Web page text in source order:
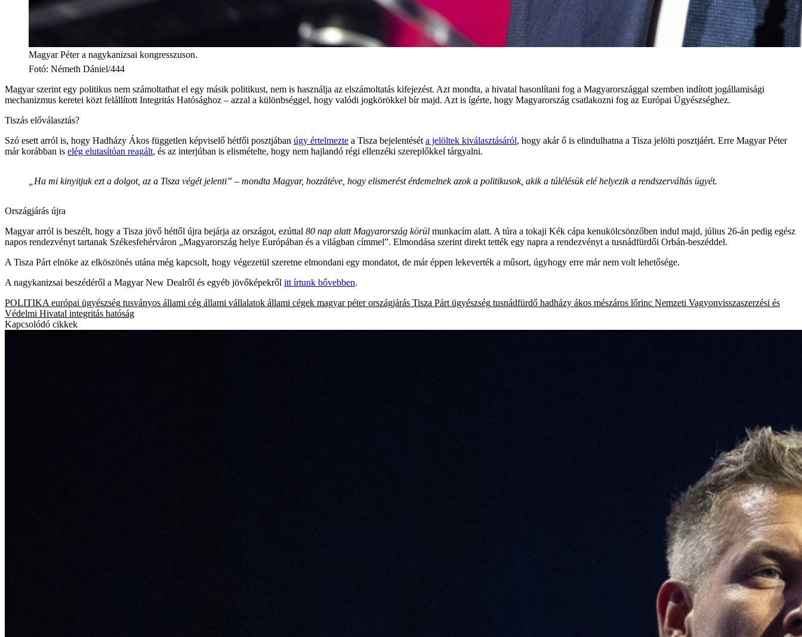
Magyar Péter a nagykanizsai kongresszuson.
Fotó: Németh Dániel/444
Magyar szerint egy politikus nem számoltathat el egy másik politikust, nem is használja az elszámoltatás kifejezést. Azt mondta, a hivatal hasonlítani fog a Magyarországgal szemben indított jogállamisági
mechanizmus keretei közt felállított Integritás Hatósághoz – azzal a különbséggel, hogy valódi jogkörökkel bír majd. Azt is ígérte, hogy Magyarország csatlakozni fog az Európai Ügyészséghez.
Tiszás előválasztás?
Szó esett arról is, hogy Hadházy Ákos független képviselő hétfői posztjában úgy értelmezte a Tisza bejelentését a jelöltek kiválasztásáról, hogy akár ő is elindulhatna a Tisza jelölti posztjáért. Erre Magyar Péter
már korábban is elég elutasítóan reagált, és az interjúban is elismételte, hogy nem hajlandó régi ellenzéki szereplőkkel tárgyalni.
„Ha mi kinyitjuk ezt a dolgot, az a Tisza végét jelenti” – mondta Magyar, hozzátéve, hogy elismerést érdemelnek azok a politikusok, akik a túlélésük elé helyezik a rendszerváltás ügyét.
Országjárás újra
Magyar arról is beszélt, hogy a Tisza jövő héttől újra bejárja az országot, ezúttal 80 nap alatt Magyarország körül munkacím alatt. A túra a tokaji Kék cápa kenukölcsönzőben indul majd, július 26-án pedig egész
napos rendezvényt tartanak Székesfehérváron „Magyarország helye Európában és a világban címmel”. Elmondása szerint direkt tették egy napra a rendezvényt a tusnádfürdői Orbán-beszéddel.
A Tisza Párt elnöke az elköszönés utána még kapcsolt, hogy végezetül szeretne elmondani egy mondatot, de már éppen lekeverték a műsort, úgyhogy erre már nem volt lehetősége.
A nagykanizsai beszédéről a Magyar New Dealről és egyéb jövőképekről itt írtunk bővebben.
POLITIKA európai ügyészség tusványos állami cég állami vállalatok állami cégek magyar péter országjárás Tisza Párt ügyészség tusnádfürdő hadházy ákos mészáros lőrinc Nemzeti Vagyonvisszaszerzési és
Védelmi Hivatal integritás hatóság
Kapcsolódó cikkek